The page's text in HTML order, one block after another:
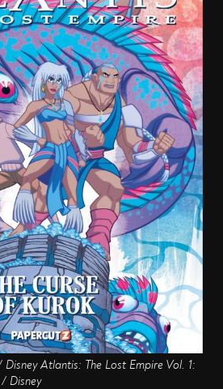
Atlantis: The Lost Empire Vol. 1:
Disney